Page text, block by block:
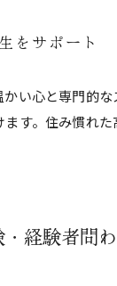
をサポート
い心と専門的
す。住み慣れた
経験者問